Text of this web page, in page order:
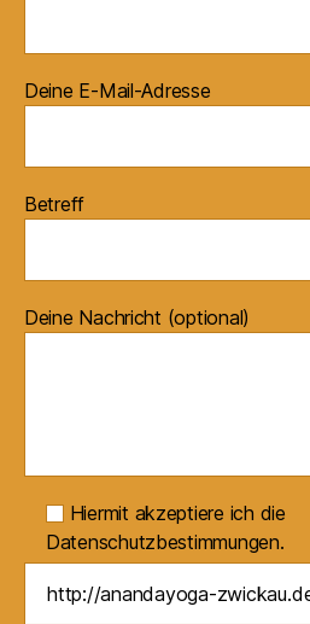
Deine E-Mail-Adresse
Betreff
Deine Nachricht (optional)
Hiermit akzeptiere ich die
Datenschutzbestimmungen.